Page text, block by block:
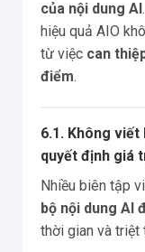
của nội dung AI
hiệu quả AIO
từ việc can
điểm.
6.1. Không
quyết định giá
Nhiều biên tập
bộ nội dung AI
thời gian và triệt